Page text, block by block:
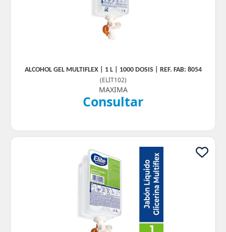
ALCOHOL GEL MULTIFLEX | 1 L | 1000 DOSIS | REF. FAB: 8054
(ELIT102)
MAXIMA
Consultar